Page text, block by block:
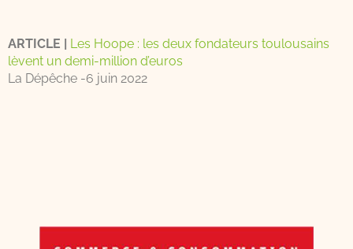
ARTICLE | Les Hoope : les deux fondateurs toulousains
lèvent un demi-million d’euros
La Dépêche -6 juin 2022